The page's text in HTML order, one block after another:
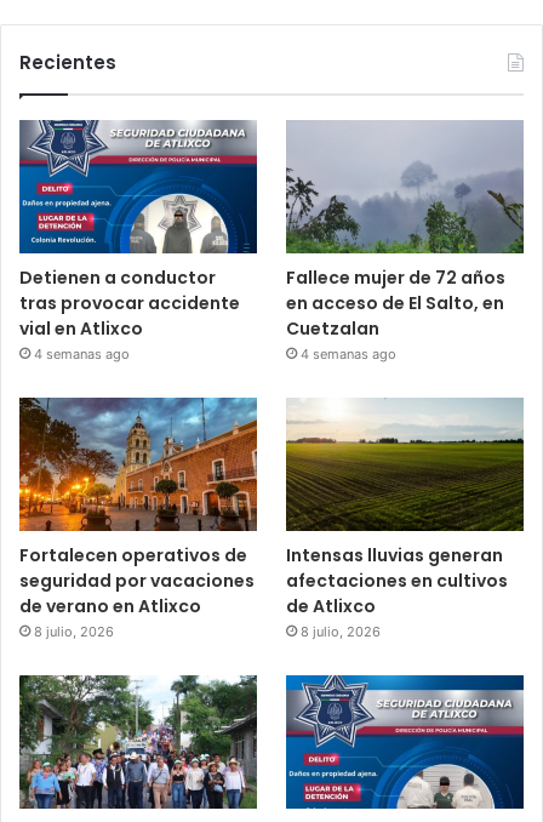
Recientes
Detienen a conductor
tras provocar accidente
vial en Atlixco
4 semanas ago
Fallece mujer de 72 años
en acceso de El Salto, en
Cuetzalan
4 semanas ago
Fortalecen operativos de
seguridad por vacaciones
de verano en Atlixco
8 julio, 2026
Intensas lluvias generan
afectaciones en cultivos
de Atlixco
8 julio, 2026